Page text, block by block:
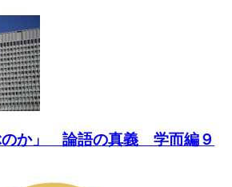
のか」 論語の真義 学而編９